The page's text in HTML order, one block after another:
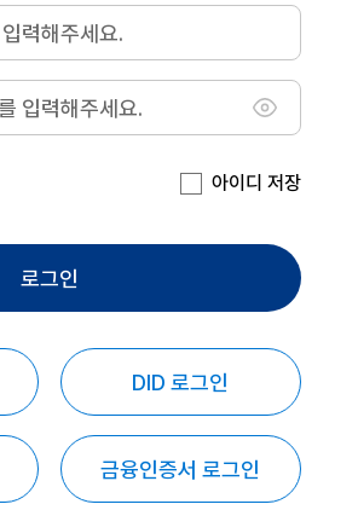
아이디 저장
로그인
DID 로그인
금융인증서 로그인